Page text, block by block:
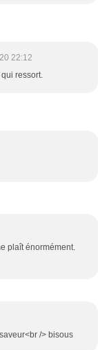
22:12
ressort.
plaît énormément.
/> bisous